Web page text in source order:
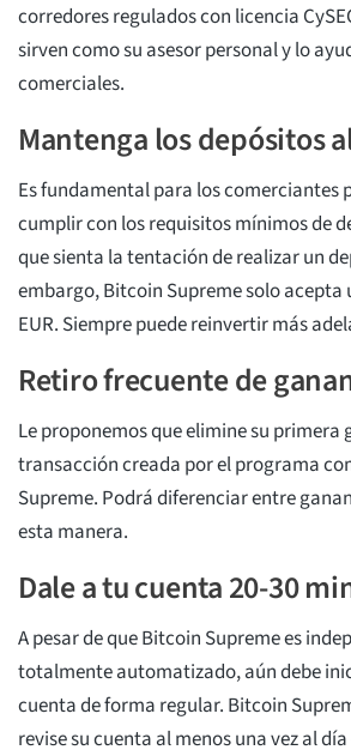
corredores regulados con licencia
sirven como su asesor personal y lo
comerciales.
Mantenga los depósitos
Es fundamental para los comerciantes
cumplir con los requisitos mínimos de
que sienta la tentación de realizar un
embargo, Bitcoin Supreme solo acepta
EUR. Siempre puede reinvertir más
Retiro frecuente de
Le proponemos que elimine su primera
transacción creada por el programa
Supreme. Podrá diferenciar entre
esta manera.
Dale a tu cuenta 20-30
A pesar de que Bitcoin Supreme es
totalmente automatizado, aún debe
cuenta de forma regular. Bitcoin
revise su cuenta al menos una vez al